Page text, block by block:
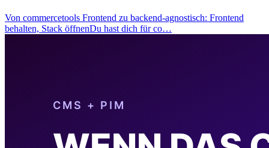
Von commercetools Frontend zu backend-agnostisch: Frontend
behalten, Stack öffnenDu hast dich für co…